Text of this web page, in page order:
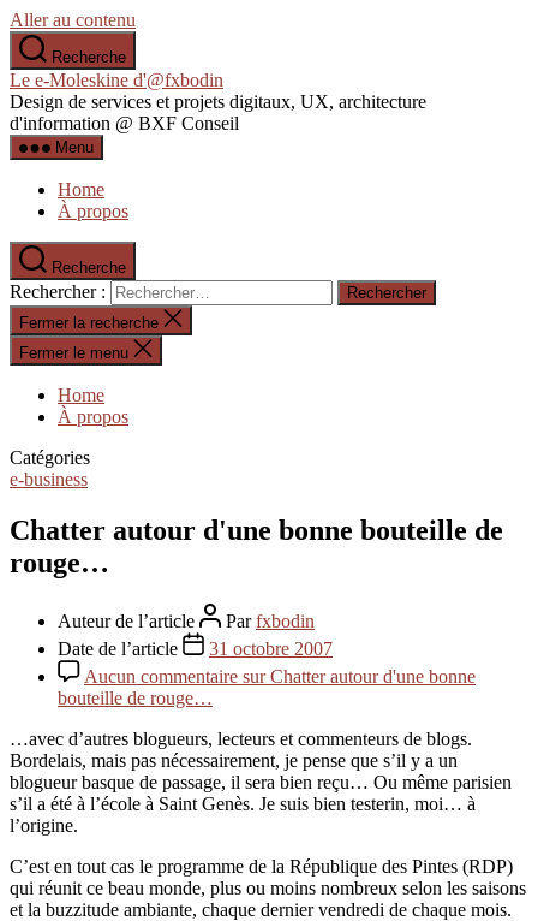
Aller au contenu
Recherche
Le e-Moleskine d'@fxbodin
Design de services et projets digitaux, UX, architecture
d'information @ BXF Conseil
Menu
Home
À propos
Recherche
Rechercher :
Fermer la recherche
Fermer le menu
Home
À propos
Catégories
e-business
Chatter autour d'une bonne bouteille de
rouge…
Auteur de l’article Parfxbodin
Date de l’article
31 octobre 2007
Aucun commentaire sur Chatter autour d'une bonne
bouteille de rouge…
…avec d’autres blogueurs, lecteurs et commenteurs de blogs.
Bordelais, mais pas nécessairement, je pense que s’il y a un
blogueur basque de passage, il sera bien reçu… Ou même parisien
s’il a été à l’école à Saint Genès. Je suis bien testerin, moi… à
l’origine.
C’est en tout cas le programme de la République des Pintes (RDP)
qui réunit ce beau monde, plus ou moins nombreux selon les saisons
et la buzzitude ambiante, chaque dernier vendredi de chaque mois.